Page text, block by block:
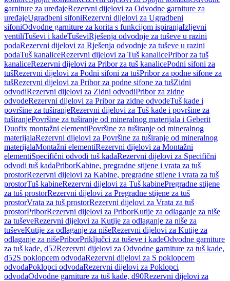
garniture za uređajeRezervni dijelovi za Odvodne garniture za
uređajeUgradbeni sifoniRezervni dijelovi za Ugradbeni
sifoniOdvodne garniture za korita s funkcijom ispiranjaIzljevni
ventiliTuševi i kadeTuševiRješenja odvodnje za tuševe u razini
podaRezervni dijelovi za Rješenja odvodnje za tuševe u razini
podaTuš kanaliceRezervni dijelovi za Tuš kanalicePribor za tuš
kanaliceRezervni dijelovi za Pribor za tuš kanalicePodni sifoni za
tušRezervni dijelovi za Podni sifoni za tušPribor za podne sifone za
tušRezervni dijelovi za Pribor za podne sifone za tušZidni
odvodiRezervni dijelovi za Zidni odvodiPribor za zidne
odvodeRezervni dijelovi za Pribor za zidne odvodeTuš kade i
površine za tuširanjeRezervni dijelovi za Tuš kade i površine za
tuširanjePovršine za tuširanje od mineralnog materijala i Geberit
Duofix montažni elementiPovršine za tuširanje od mineralnog
materijalaRezervni dijelovi za Površine za tuširanje od mineralnog
materijalaMontažni elementiRezervni dijelovi za Montažni
elementiSpecifični odvodi tuš kadaRezervni dijelovi za Specifični
odvodi tuš kadaPriborKabine, pregradne stijene i vrata za tuš
prostorRezervni dijelovi za Kabine, pregradne stijene i vrata za tuš
prostorTuš kabineRezervni dijelovi za Tuš kabinePregradne stijene
za tuš prostorRezervni dijelovi za Pregradne stijene za tuš
prostorVrata za tuš prostorRezervni dijelovi za Vrata za tuš
prostorPriborRezervni dijelovi za PriborKutije za odlaganje za niše
za tuševeRezervni dijelovi za Kutije za odlaganje za niše za
tuševeKutije za odlaganje za nišeRezervni dijelovi za Kutije za
odlaganje za nišePriborPriključci za tuševe i kadeOdvodne garniture
za tuš kade, d52Rezervni dijelovi za Odvodne garniture za tuš kade,
d52S poklopcem odvodaRezervni dijelovi za S poklopcem
odvodaPoklopci odvodaRezervni dijelovi za Poklopci
odvodaOdvodne garniture za tuš kade, d90Rezervni dijelovi za